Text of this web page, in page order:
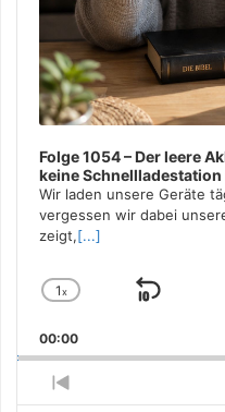
Folge 1054 – Der leere
keine
Wir laden unsere Geräte
vergessen wir dabei
zeigt,[...]
Change
Rate
1x
Skip
00:00
Previous